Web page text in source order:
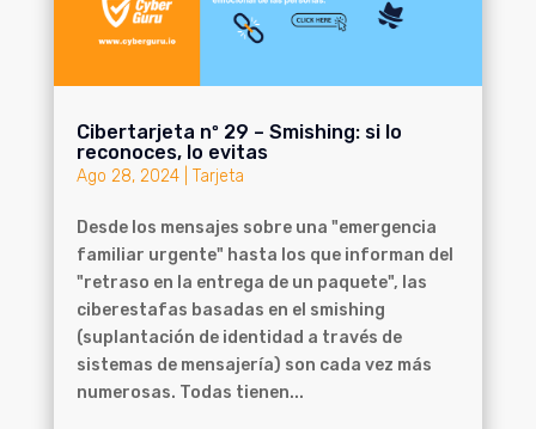
Cibertarjeta nº 29 – Smishing: si lo
reconoces, lo evitas
Ago 28, 2024| Tarjeta
Desde los mensajes sobre una "emergencia
familiar urgente" hasta los que informan del
"retraso en la entrega de un paquete", las
ciberestafas basadas en el smishing
(suplantación de identidad a través de
sistemas de mensajería) son cada vez más
numerosas. Todas tienen...